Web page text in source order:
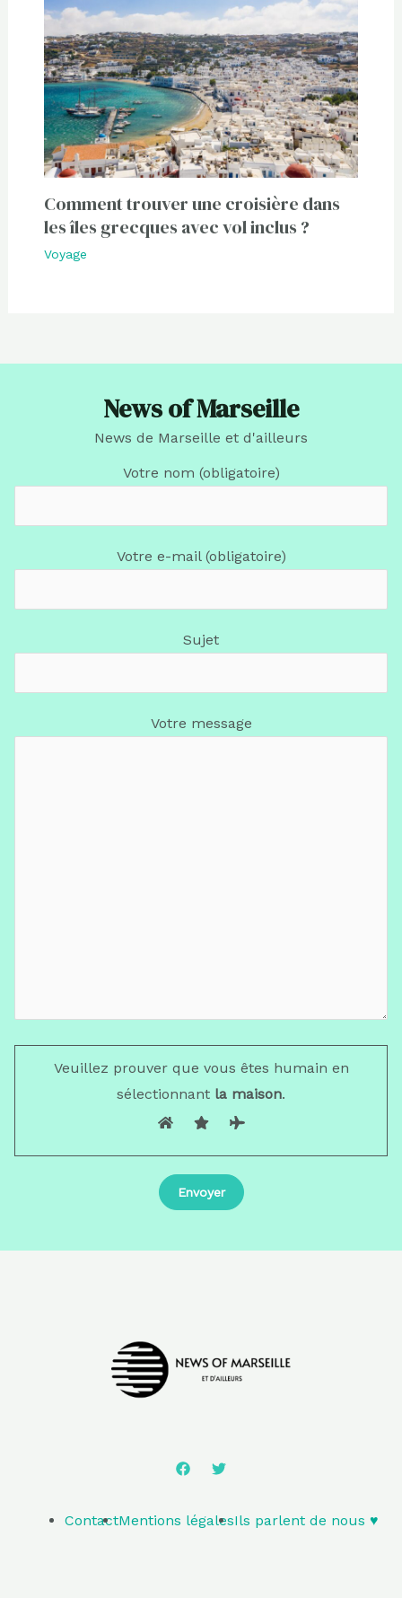
Comment trouver une croisière dans
les îles grecques avec vol inclus ?
Voyage
News of Marseille
News de Marseille et d'ailleurs
Votre nom (obligatoire)
Votre e-mail (obligatoire)
Sujet
Votre message
Veuillez prouver que vous êtes humain en
sélectionnant la maison.
ContactMentions légalesIls parlent de nous ♥️